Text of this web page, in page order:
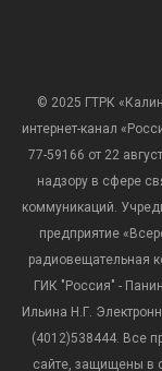
© 2025 ГТРК
интернет-канал
77-59166 от 22
надзору в сфере
коммуникаций.
предприятие
радиовещательная
ГИК "Россия" -
Ильина Н.Г.
(4012)538444. Все
сайте, защищены в